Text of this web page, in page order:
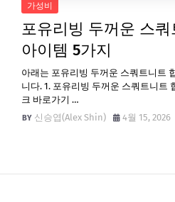
가성비
포유리빙 두꺼운 스
아이템 5가지
아래는 포유리빙 두꺼운 스쿼트니트
니다. 1. 포유리빙 두꺼운 스쿼트니트
크 바로가기 …
신승엽(Alex Shin)
4월 15, 2026